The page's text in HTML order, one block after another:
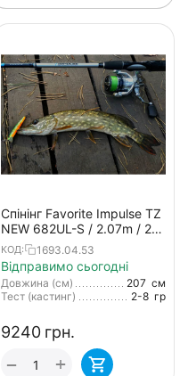
Спінінг Favorite Impulse TZ
NEW 682UL-S / 2.07m / 2-
8g / Ex-Fast (вершинка
solid)
КОД: 1693.04.53
Відправимо сьогодні
Довжина (см) 207 см
Тест (кастинг)
2-8 гр
‍9240‍ грн.
+
−